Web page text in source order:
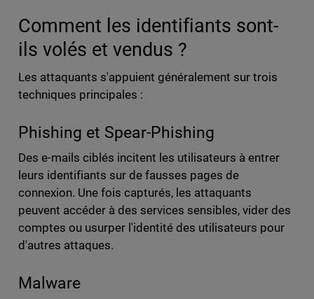
Comment les identifiants sont-
ils volés et vendus ?
Les attaquants s'appuient généralement sur trois
techniques principales :
Phishing et Spear-Phishing
Des e-mails ciblés incitent les utilisateurs à entrer
leurs identifiants sur de fausses pages de
connexion. Une fois capturés, les attaquants
peuvent accéder à des services sensibles, vider des
comptes ou usurper l'identité des utilisateurs pour
d'autres attaques.
Malware